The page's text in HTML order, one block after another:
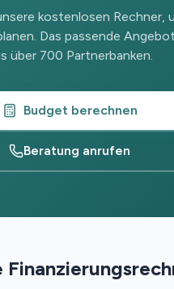
Jetzt Kontakt aufnehmen
kostenlosen Rechner,
Das passende
über 700 Partnerbanken.
Budget berechnen
Beratung anrufen